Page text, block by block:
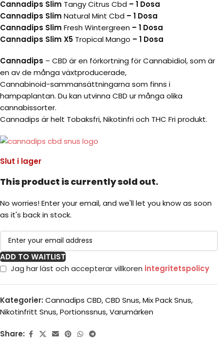
Cannadips Slim Tangy Citrus Cbd – 1 Dosa
Cannadips Slim Natural Mint Cbd – 1 Dosa
Cannadips Slim Fresh Wintergreen – 1 Dosa
Cannadips Slim X5 Tropical Mango – 1 Dosa
Cannadips – CBD är en förkortning för Cannabidiol, som är
en av de många växtproducerade,
Cannabinoid-sammansättningarna som finns i
hampaplantan. Du kan utvinna CBD ur många olika
cannabissorter.
Cannadips är helt Tobaksfri, Nikotinfri och THC Fri produkt.
Slut i lager
This product is currently sold out.
No worries! Enter your email, and we'll let you know as soon
as it's back in stock.
ADD TO WAITLIST
Jag har läst och accepterar villkoren integritetspolicy
Kategorier: Cannadips CBD,CBD Snus,Mix Pack Snus,
Nikotinfritt Snus,Portionssnus,Varumärken
Share: